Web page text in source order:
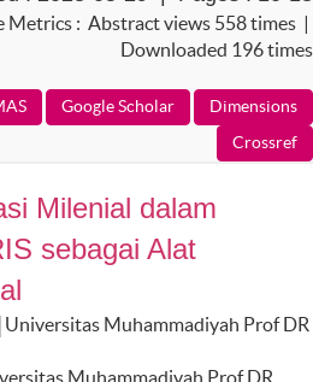
Metrics : Abstract views 558 times |
Downloaded 196 times
Milenial dalam
sebagai Alat
Universitas Muhammadiyah Prof DR
Muhammadiyah Prof DR